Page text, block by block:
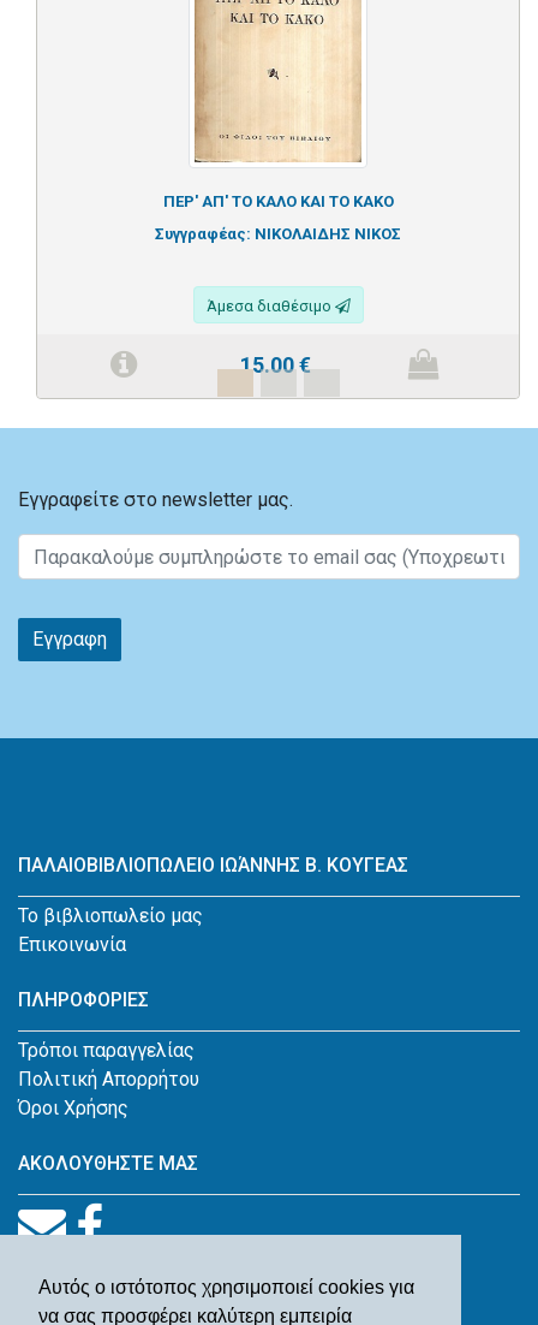
Αυτός ο ιστότοπος χρησιμοποιεί cookies για
να σας προσφέρει καλύτερη εμπειρία
ΠΕΡ' ΑΠ' ΤΟ ΚΑΛΟ ΚΑΙ ΤΟ ΚΑΚΟ
Συγγραφέας: ΝΙΚΟΛΑΙΔΗΣ ΝΙΚΟΣ
Άμεσα διαθέσιμο
15.00€
Εγγραφείτε στο newsletter μας.
Εγγραφη
ΠΑΛΑΙΟΒΙΒΛΙΟΠΩΛΕΙΟ ΙΩΆΝΝΗΣ Β. ΚΟΥΓΕΑΣ
Το βιβλιοπωλείο μας
Επικοινωνία
ΠΛΗΡΟΦΟΡΙΕΣ
Τρόποι παραγγελίας
Πολιτική Απορρήτου
Όροι Χρήσης
ΑΚΟΛΟΥΘΗΣΤΕ ΜΑΣ